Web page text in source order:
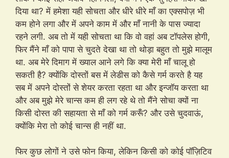
दिया था? में हमेशा यही सोचता और धीरे धीरे माँ का एक्सपोज़ भी
कम होने लगा और में अपने काम में और माँ नानी के पास ज्यादा
रहने लगी. अब तो में यही सोचता था कि वो वहां अब टॉपलेस होगी,
फिर मैंने माँ को पापा से चुदते देखा था तो थोड़ा बहुत तो मुझे मालूम
था. अब मेरे दिमाग में ख्याल आने लगे कि क्या मेरी माँ चालू हो
सकती है? क्योंकि दोस्तों बस में लेडीस को कैसे गर्म करते है यह
सब में अपने दोस्तों से शेयर करता रहता था और इन्जॉय करता था
और अब मुझे मेरे चान्स कम ही लग रहे थे तो मैंने सोचा क्यों ना
किसी दोस्त की सहायता से माँ को गर्म करूँ? और उसे चुदवाऊं,
क्योंकि मेरा तो कोई चान्स ही नहीं था.
फिर कुछ लोगों ने उसे फोन किया, लेकिन किसी को कोई पॉज़िटिव